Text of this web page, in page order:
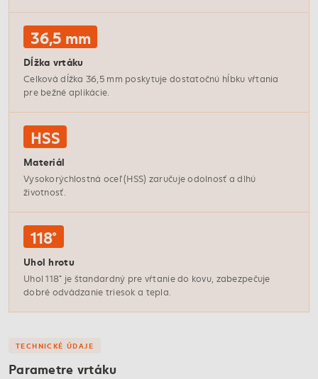
36,5 mm
Dĺžka vrtáku
Celková dĺžka 36,5 mm poskytuje dostatočnú hĺbku vŕtania
pre bežné aplikácie.
HSS
Materiál
Vysokorýchlostná oceľ (HSS) zaručuje odolnosť a dlhú
životnosť.
118°
Uhol hrotu
Uhol 118° je štandardný pre vŕtanie do kovu, zabezpečuje
dobré odvádzanie triesok a tepla.
TECHNICKÉ ÚDAJE
Parametre vrtáku